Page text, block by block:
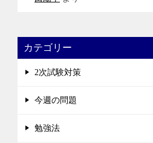
カテゴリー
2次試験対策
今週の問題
勉強法